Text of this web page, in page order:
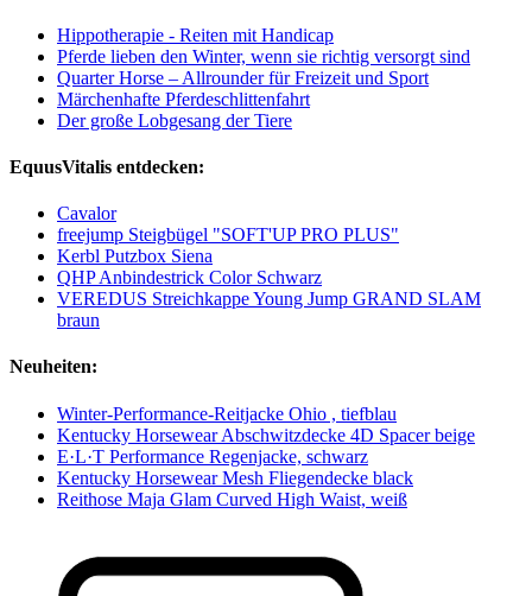
Hippotherapie - Reiten mit Handicap
Pferde lieben den Winter, wenn sie richtig versorgt sind
Quarter Horse – Allrounder für Freizeit und Sport
Märchenhafte Pferdeschlittenfahrt
Der große Lobgesang der Tiere
EquusVitalis entdecken:
Cavalor
freejump Steigbügel "SOFT'UP PRO PLUS"
Kerbl Putzbox Siena
QHP Anbindestrick Color Schwarz
VEREDUS Streichkappe Young Jump GRAND SLAM
braun
Neuheiten:
Winter-Performance-Reitjacke Ohio , tiefblau
Kentucky Horsewear Abschwitzdecke 4D Spacer beige
E·L·T Performance Regenjacke, schwarz
Kentucky Horsewear Mesh Fliegendecke black
Reithose Maja Glam Curved High Waist, weiß